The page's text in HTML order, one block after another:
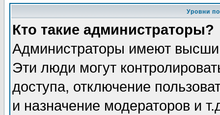
Уровни
Кто такие администраторы?
Администраторы имеют
Эти люди могут
доступа, отключение
и назначение модераторов и